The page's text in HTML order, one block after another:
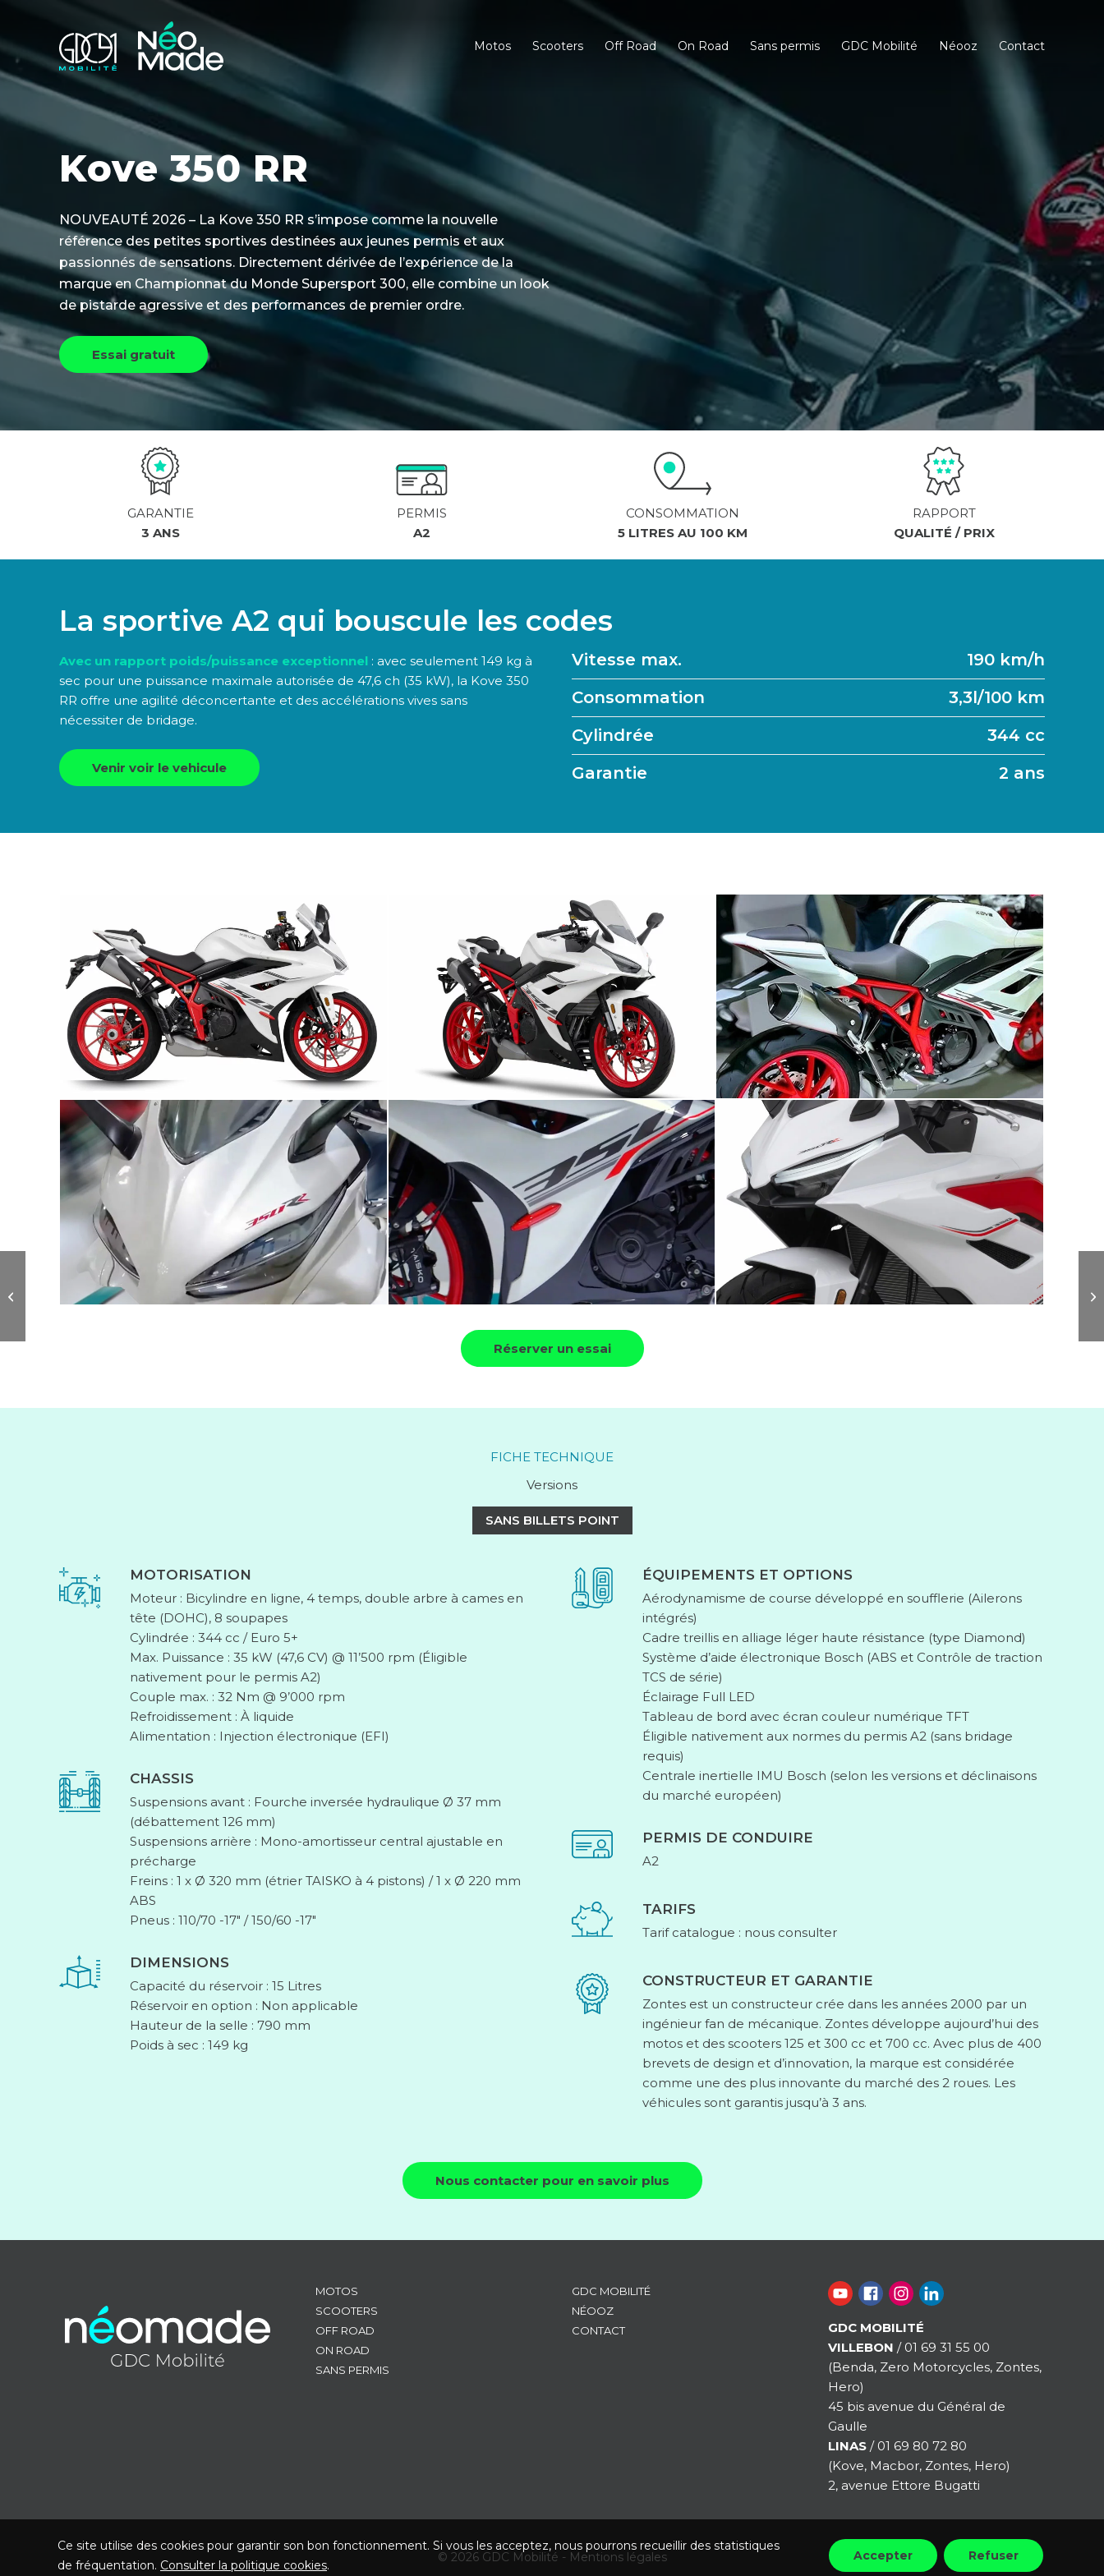
Motos Scooters Off Road On Road Sans permis GDC Mobilité Néooz Contact
Kove 350 RR
NOUVEAUTÉ 2026 – La Kove 350 RR s’impose comme la nouvelle
référence des petites sportives destinées aux jeunes permis et aux
passionnés de sensations. Directement dérivée de l’expérience de la
marque en Championnat du Monde Supersport 300, elle combine un look
de pistarde agressive et des performances de premier ordre.
Essai gratuit
GARANTIE
3 ANS
PERMIS
A2
CONSOMMATION
5 LITRES AU 100 KM
RAPPORT
QUALITÉ / PRIX
La sportive A2 qui bouscule les codes
Avec un rapport poids/puissance exceptionnel : avec seulement 149 kg à
sec pour une puissance maximale autorisée de 47,6 ch (35 kW), la Kove 350
RR offre une agilité déconcertante et des accélérations vives sans
nécessiter de bridage.
Venir voir le vehicule
Vitesse max.
190 km/h
Consommation
3,3l/100 km
Cylindrée
344 cc
Garantie
2 ans
Réserver un essai
FICHE TECHNIQUE
Versions
SANS BILLETS POINT
MOTORISATION
Moteur : Bicylindre en ligne, 4 temps, double arbre à cames en
tête (DOHC), 8 soupapes
Cylindrée : 344 cc / Euro 5+
Max. Puissance : 35 kW (47,6 CV) @ 11’500 rpm (Éligible
nativement pour le permis A2)
Couple max. : 32 Nm @ 9’000 rpm
Refroidissement : À liquide
Alimentation : Injection électronique (EFI)
CHASSIS
Suspensions avant : Fourche inversée hydraulique Ø 37 mm
(débattement 126 mm)
Suspensions arrière : Mono-amortisseur central ajustable en
précharge
Freins : 1 x Ø 320 mm (étrier TAISKO à 4 pistons) / 1 x Ø 220 mm
ABS
Pneus : 110/70 -17″ / 150/60 -17″
DIMENSIONS
Capacité du réservoir : 15 Litres
Réservoir en option : Non applicable
Hauteur de la selle : 790 mm
Poids à sec : 149 kg
ÉQUIPEMENTS ET OPTIONS
Aérodynamisme de course développé en soufflerie (Ailerons
intégrés)
Cadre treillis en alliage léger haute résistance (type Diamond)
Système d’aide électronique Bosch (ABS et Contrôle de traction
TCS de série)
Éclairage Full LED
Tableau de bord avec écran couleur numérique TFT
Éligible nativement aux normes du permis A2 (sans bridage
requis)
Centrale inertielle IMU Bosch (selon les versions et déclinaisons
du marché européen)
PERMIS DE CONDUIRE
A2
TARIFS
Tarif catalogue : nous consulter
CONSTRUCTEUR ET GARANTIE
Zontes est un constructeur crée dans les années 2000 par un
ingénieur fan de mécanique. Zontes développe aujourd’hui des
motos et des scooters 125 et 300 cc et 700 cc. Avec plus de 400
brevets de design et d’innovation, la marque est considérée
comme une des plus innovante du marché des 2 roues. Les
véhicules sont garantis jusqu’à 3 ans.
Nous contacter pour en savoir plus
MOTOS
SCOOTERS
OFF ROAD
ON ROAD
SANS PERMIS
GDC MOBILITÉ
NÉOOZ
CONTACT
GDC MOBILITÉ
VILLEBON / 01 69 31 55 00
(Benda, Zero Motorcycles, Zontes,
Hero)
45 bis avenue du Général de
Gaulle
LINAS / 01 69 80 72 80
(Kove, Macbor, Zontes, Hero)
2, avenue Ettore Bugatti
© 2026 GDC Mobilité - Mentions légales
Kove 450 R
Ce site utilise des cookies pour garantir son bon fonctionnement. Si vous les acceptez, nous pourrons recueillir des statistiques
de fréquentation. Consulter la politique cookies.
Accepter Refuser